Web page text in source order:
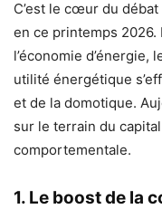
C’est le cœur du
en ce printemps
l’économie d’énergie,
utilité énergétique
et de la domotique.
sur le terrain du
comportementale.
1. Le boost de la